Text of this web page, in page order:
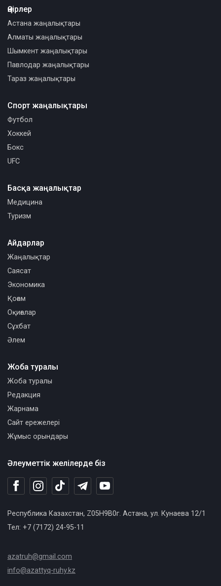
Өңірлер
Астана жаңалықтары
Алматы жаңалықтары
Шымкент жаңалықтары
Павлодар жаңалықтары
Тараз жаңалықтары
Спорт жаңалықтары
Футбол
Хоккей
Бокс
UFC
Басқа жаңалықтар
Медицина
Туризм
Әлеуметтік желілерде біз
Республика Казахстан, Z05H9B0г. Астана, ул. Кунаева 12/1
Тел: +7 (7172) 24-95-11
azatruh@gmail.com
info@azattyq-ruhy.kz
Айдарлар
Жаңалықтар
Саясат
Экономика
Қоғам
Оқиғалар
Сұхбат
Әлем
Жоба туралы
Жоба туралы
Редакция
Жарнама
Сайт ережелері
Жұмыс орындары